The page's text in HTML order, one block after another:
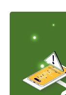
Resurser
Logga in